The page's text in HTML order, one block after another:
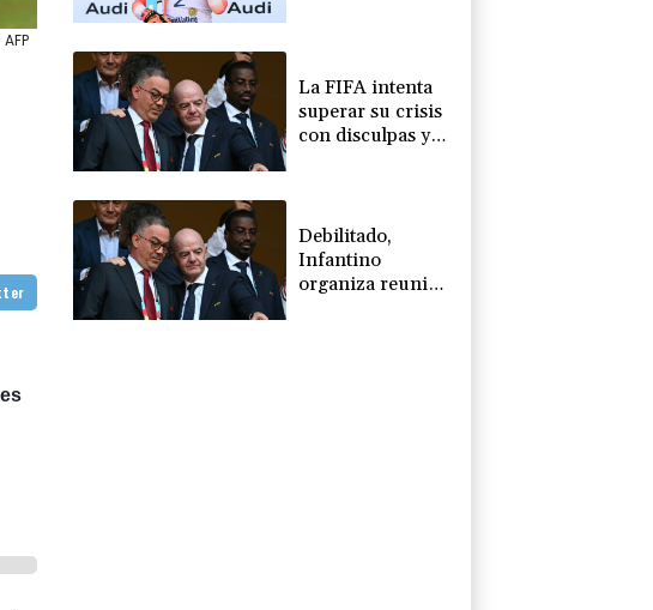
La FIFA intenta
superar su crisis
con disculpas y
Debilitado,
Infantino
organiza reunión